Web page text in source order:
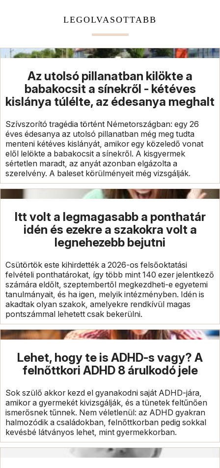
LEGOLVASOTTABB
Az utolsó pillanatban kilökte a
babakocsit a sínekről - kétéves
kislánya túlélte, az édesanya meghalt
Szívszorító tragédia történt Németországban: egy 26
éves édesanya az utolsó pillanatban még meg tudta
menteni kétéves kislányát, amikor egy közeledő vonat
elől lelökte a babakocsit a sínekről. A kisgyermek
sértetlen maradt, az anyát azonban elgázolta a
szerelvény. A baleset körülményeit még vizsgálják.
Itt volt a legmagasabb a ponthatár
idén és ezekre a szakokra volt a
legnehezebb bejutni
Csütörtök este kihirdették a 2026-os felsőoktatási
felvételi ponthatárokat, így több mint 140 ezer jelentkező
számára eldőlt, szeptembertől megkezdheti-e egyetemi
tanulmányait, és ha igen, melyik intézményben. Idén is
akadtak olyan szakok, amelyekre rendkívül magas
pontszámmal lehetett csak bekerülni.
Lehet, hogy te is ADHD-s vagy? A
felnőttkori ADHD 8 árulkodó jele
Sok szülő akkor kezd el gyanakodni saját ADHD-jára,
amikor a gyermekét kivizsgálják, és a tünetek feltűnően
ismerősnek tűnnek. Nem véletlenül: az ADHD gyakran
halmozódik a családokban, felnőttkorban pedig sokkal
kevésbé látványos lehet, mint gyermekkorban.